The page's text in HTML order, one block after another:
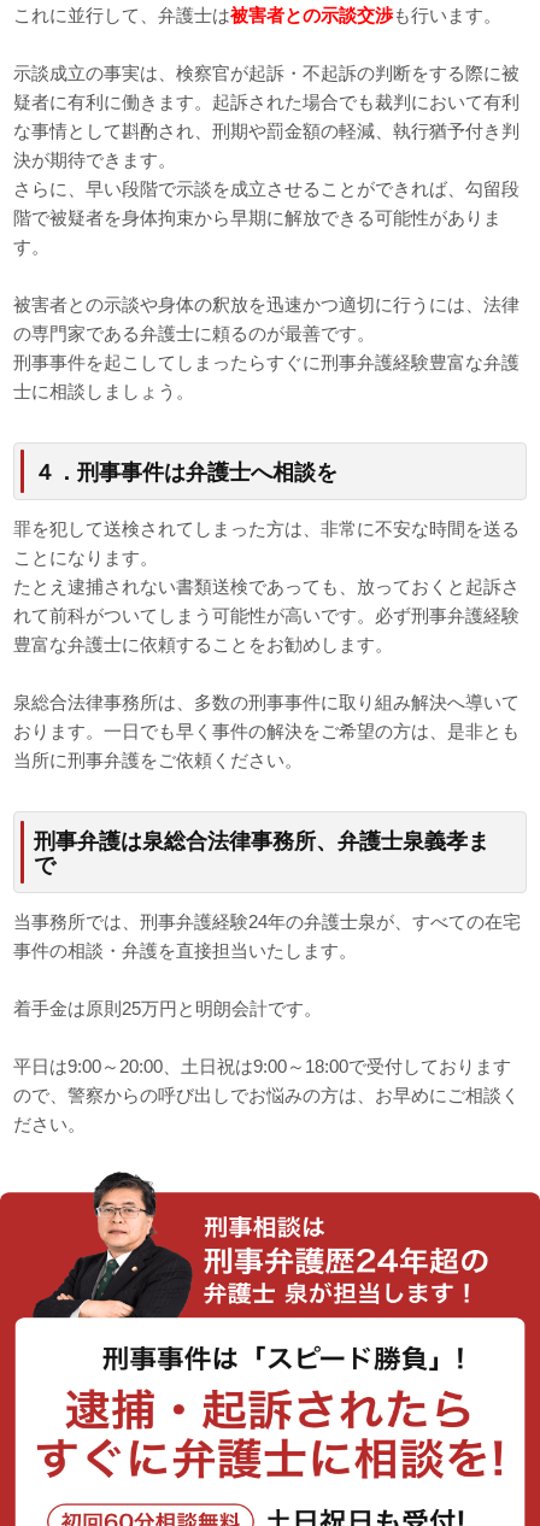
これに並行して、弁護士は被害者との示談交渉も行います。
示談成立の事実は、検察官が起訴・不起訴の判断をする際に被
疑者に有利に働きます。起訴された場合でも裁判において有利
な事情として斟酌され、刑期や罰金額の軽減、執行猶予付き判
決が期待できます。
さらに、早い段階で示談を成立させることができれば、勾留段
階で被疑者を身体拘束から早期に解放できる可能性がありま
す。
被害者との示談や身体の釈放を迅速かつ適切に行うには、法律
の専門家である弁護士に頼るのが最善です。
刑事事件を起こしてしまったらすぐに刑事弁護経験豊富な弁護
士に相談しましょう。
４．刑事事件は弁護士へ相談を
罪を犯して送検されてしまった方は、非常に不安な時間を送る
ことになります。
たとえ逮捕されない書類送検であっても、放っておくと起訴さ
れて前科がついてしまう可能性が高いです。必ず刑事弁護経験
豊富な弁護士に依頼することをお勧めします。
泉総合法律事務所は、多数の刑事事件に取り組み解決へ導いて
おります。一日でも早く事件の解決をご希望の方は、是非とも
当所に刑事弁護をご依頼ください。
刑事弁護は泉総合法律事務所、弁護士泉義孝ま
で
当事務所では、刑事弁護経験24年の弁護士泉が、すべての在宅
事件の相談・弁護を直接担当いたします。
着手金は原則25万円と明朗会計です。
平日は9:00～20:00、土日祝は9:00～18:00で受付しております
ので、警察からの呼び出しでお悩みの方は、お早めにご相談く
ださい。